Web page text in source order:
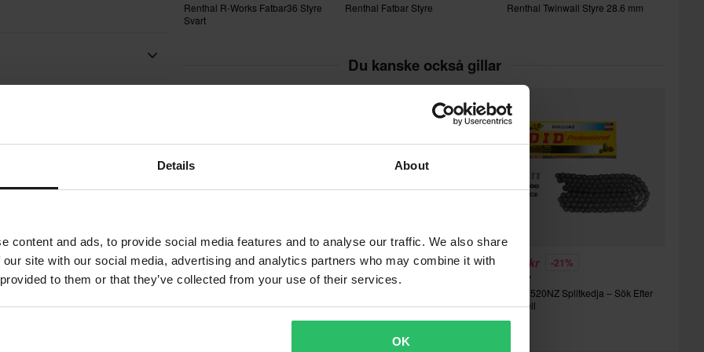
Details About
content and ads, to provide social media features and to analyse our traffic. We also share
site with our social media, advertising and analytics partners who may combine it with
to them or that they’ve collected from your use of their services.
OK
är baserad på beställningens
*Fri frakt gäller ej för stora
och fyrhjulingar, med
och otaliga framgångar
Renthal R-Works Fatbar36 Styre
Svart
Renthal Fatbar Styre
Renthal Twinwall Styre 28.6 mm
Du kanske också gillar
129 kr -19%
159 kr
Modell
129 kr -13%
149 kr
Modell
529 kr -21%
669 kr
D.I.D 520NZ Splitkedja – Sök Efter
Modell